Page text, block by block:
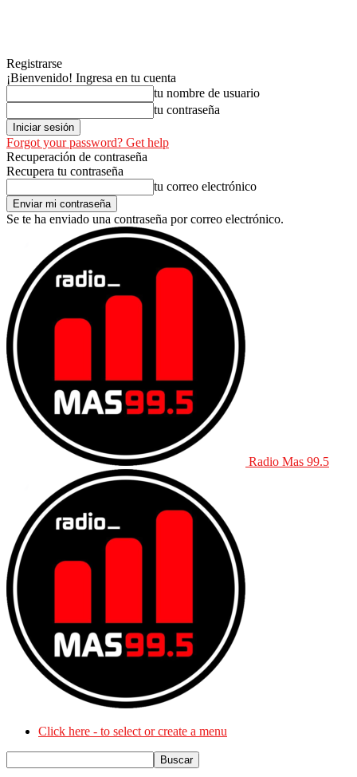
Registrarse
¡Bienvenido! Ingresa en tu cuenta
tu nombre de usuario
tu contraseña
Forgot your password? Get help
Recuperación de contraseña
Recupera tu contraseña
tu correo electrónico
Se te ha enviado una contraseña por correo electrónico.
Radio Mas 99.5
Click here - to select or create a menu